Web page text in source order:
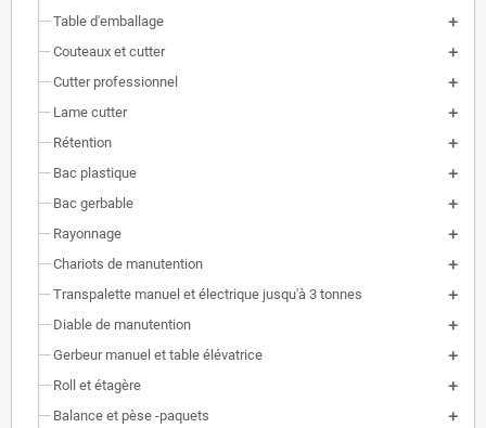
Table d'emballage
Couteaux et cutter
Cutter professionnel
Lame cutter
Rétention
Bac plastique
Bac gerbable
Rayonnage
Chariots de manutention
Transpalette manuel et électrique jusqu'à 3 tonnes
Diable de manutention
Gerbeur manuel et table élévatrice
Roll et étagère
Balance et pèse -paquets